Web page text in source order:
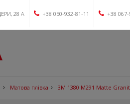
28 А +38 050-932-81-11 +38
Матова плівка 3M 1380 M291 Matte